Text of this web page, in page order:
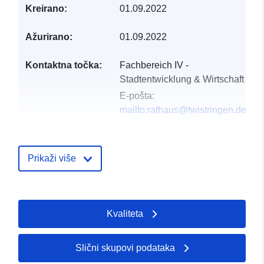
Kreirano: 01.09.2022
Ažurirano: 01.09.2022
Kontaktna točka:
Fachbereich IV -
Stadtentwicklung & Wirtschaft
E-pošta:
mailto:rathaus@twistringen.de
wirtschaft/stadtentwicklung-
bauen/bauleitpl...
Dodano u data.europa.eu:
Prikaži više
Kvaliteta
Slični skupovi podataka